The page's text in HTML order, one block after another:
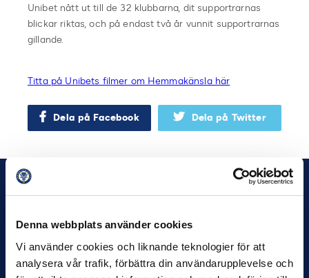
Denna webbplats använder cookies
Vi använder cookies och liknande teknologier för att
analysera vår trafik, förbättra din användarupplevelse och
Unibet nått ut till de 32 klubbarna, dit supportrarnas
blickar riktas, och på endast två år vunnit supportrarnas
gillande.
Titta på Unibets filmer om Hemmakänsla här
Dela på Facebook Dela på Twitter